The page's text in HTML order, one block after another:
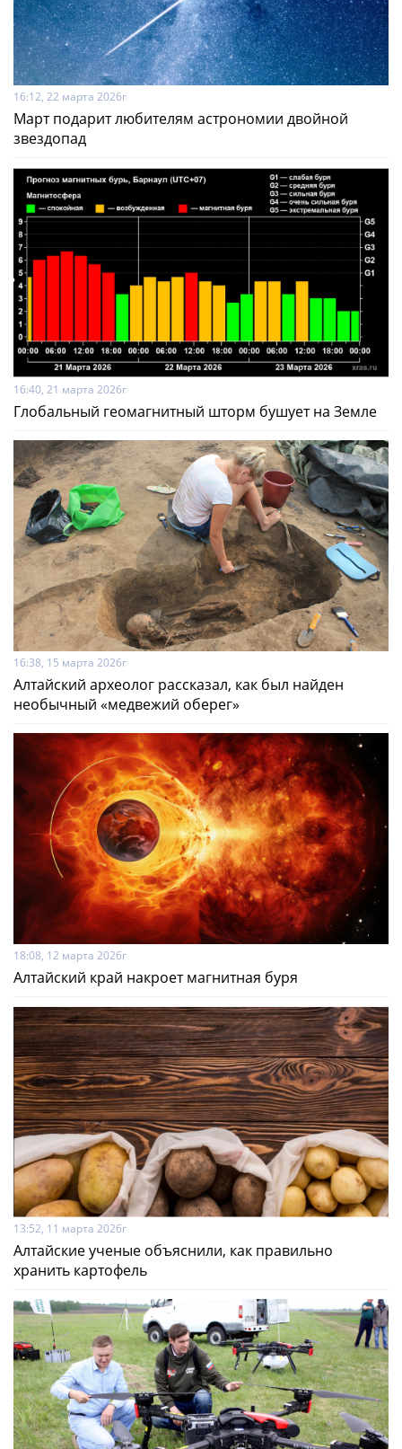
16:12, 22 марта 2026г
Март подарит любителям астрономии двойной
звездопад
16:40, 21 марта 2026г
Глобальный геомагнитный шторм бушует на Земле
16:38, 15 марта 2026г
Алтайский археолог рассказал, как был найден
необычный «медвежий оберег»
18:08, 12 марта 2026г
Алтайский край накроет магнитная буря
13:52, 11 марта 2026г
Алтайские ученые объяснили, как правильно
хранить картофель